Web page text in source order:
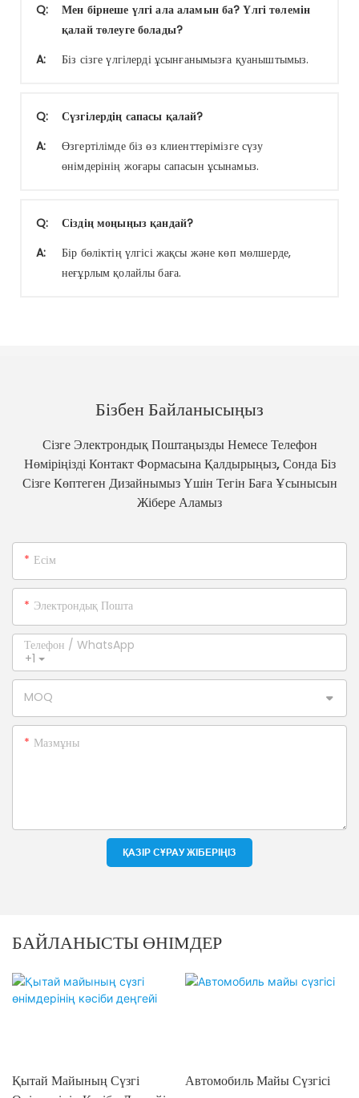
Q:
Мен бірнеше үлгі ала аламын ба? Үлгі төлемін
қалай төлеуге болады?
A:
Біз сізге үлгілерді ұсынғанымызға қуаныштымыз.
Q:
Сүзгілердің сапасы қалай?
A:
Өзгертілімде біз өз клиенттерімізге сүзу
өнімдерінің жоғары сапасын ұсынамыз.
Q:
Сіздің моңыңыз қандай?
A:
Бір бөліктің үлгісі жақсы және көп мөлшерде,
неғұрлым қолайлы баға.
Бізбен Байланысыңыз
Сізге Электрондық Поштаңызды Немесе Телефон
Нөміріңізді Контакт Формасына Қалдырыңыз, Сонда Біз
Сізге Көптеген Дизайнымыз Үшін Тегін Баға Ұсынысын
Жібере Аламыз
Есім
Электрондық Пошта
+1
Телефон / WhatsApp
MOQ
Мазмұны
ҚАЗІР СҰРАУ ЖІБЕРІҢІЗ
БАЙЛАНЫСТЫ ӨНІМДЕР
Қытай Майының Сүзгі
Автомобиль Майы Сүзгісі